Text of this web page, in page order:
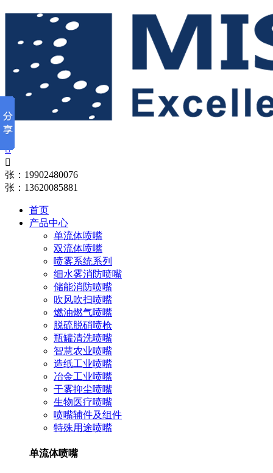


张：19902480076
张：13620085881
首页
产品中心
单流体喷嘴
双流体喷嘴
喷雾系统系列
细水雾消防喷嘴
储能消防喷嘴
吹风吹扫喷嘴
燃油燃气喷嘴
脱硫脱硝喷枪
瓶罐清洗喷嘴
智慧农业喷嘴
造纸工业喷嘴
冶金工业喷嘴
干雾抑尘喷嘴
生物医疗喷嘴
喷嘴辅件及组件
特殊用途喷嘴
单流体喷嘴